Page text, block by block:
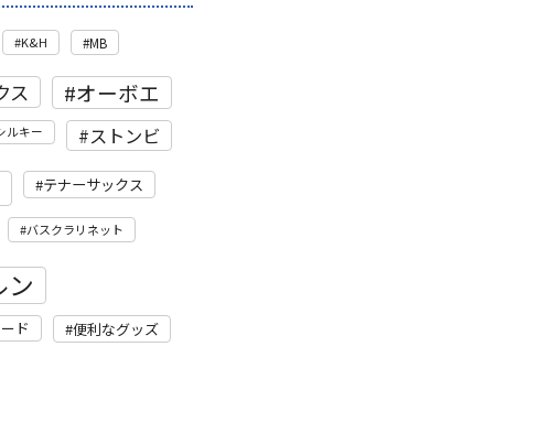
K&H MB
ス オーボエ
ルキー ストンビ
テナーサックス
バスクラリネット
ン
ド 便利なグッズ